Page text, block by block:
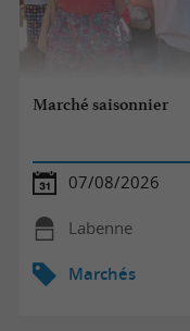
Marché saisonnier
07/08/2026
Labenne
Marchés